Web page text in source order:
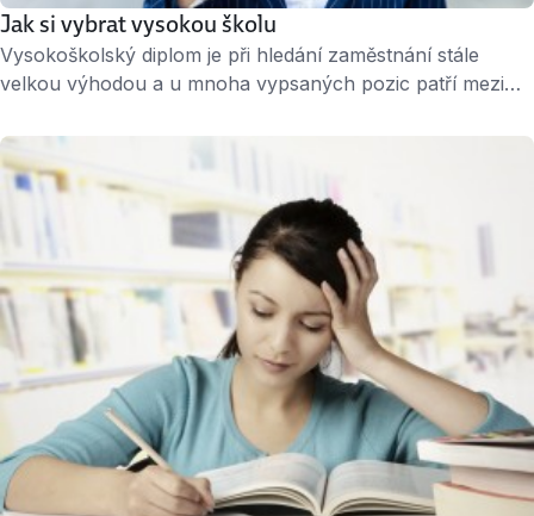
Jak si vybrat vysokou školu
Vysokoškolský diplom je při hledání zaměstnání stále
velkou výhodou a u mnoha vypsaných pozic patří mezi
„jakýkoliv“ titul, už začíná být passé. Zaměstnavatelé stále
více přihlížejí k prestiži absolvované fakulty i k praktické
využitelnosti oboru. Co zvážit při výběru vysoké školy
Bude mě studium bavit? Mnoho maturantů po prvním …